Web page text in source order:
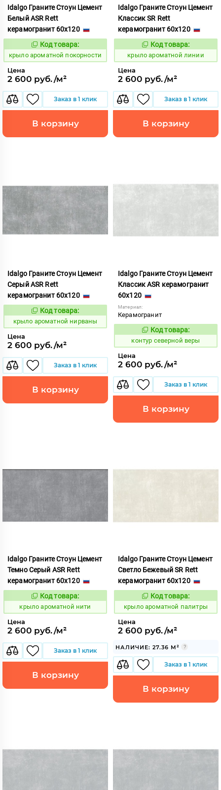
Idalgo Граните Стоун Цемент
Белый ASR Rett
керамогранит 60x120
828447
Код товара:
крыло ароматной покорности
Цена
2 600 руб./м²
Заказ в 1 клик
В корзину
Idalgo Граните Стоун Цемент
Классик SR Rett
керамогранит 60x120
828419
Код товара:
крыло ароматной линии
Цена
2 600 руб./м²
Заказ в 1 клик
В корзину
Idalgo Граните Стоун Цемент
Серый ASR Rett
керамогранит 60x120
828434
Код товара:
крыло ароматной нирваны
Цена
2 600 руб./м²
Заказ в 1 клик
В корзину
Idalgo Граните Стоун Цемент
Классик ASR керамогранит
60x120
Материал:
Керамогранит
760508
Код товара:
контур северной веры
Цена
2 600 руб./м²
Заказ в 1 клик
В корзину
Idalgo Граните Стоун Цемент
Темно Серый ASR Rett
керамогранит 60x120
828435
Код товара:
крыло ароматной нити
Цена
2 600 руб./м²
Заказ в 1 клик
В корзину
Idalgo Граните Стоун Цемент
Светло Бежевый SR Rett
керамогранит 60x120
828441
Код товара:
крыло ароматной палитры
Цена
2 600 руб./м²
НАЛИЧИЕ: 27.36 М²
Заказ в 1 клик
В корзину